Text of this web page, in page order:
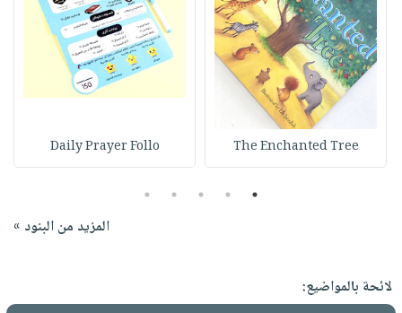
The Enchanted Tree
Daily Prayer Follo
1
2
3
4
5
المزيد من البنود »
لائحة بالمواضيع: